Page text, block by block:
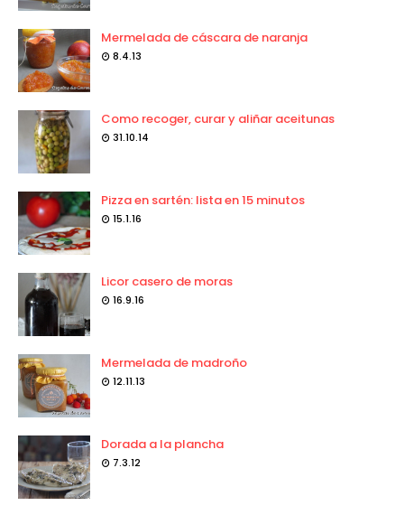
Mermelada de cáscara de naranja
8.4.13
Como recoger, curar y aliñar aceitunas
31.10.14
Pizza en sartén: lista en 15 minutos
15.1.16
Licor casero de moras
16.9.16
Mermelada de madroño
12.11.13
Dorada a la plancha
7.3.12